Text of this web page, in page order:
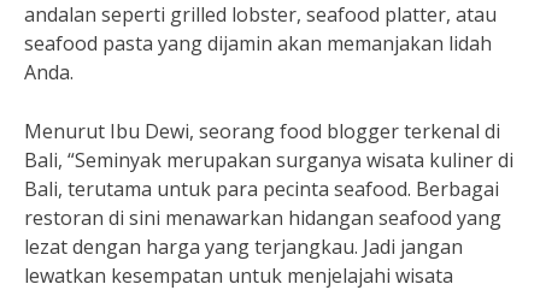
andalan seperti grilled lobster, seafood platter, atau
seafood pasta yang dijamin akan memanjakan lidah
Anda.
Menurut Ibu Dewi, seorang food blogger terkenal di
Bali, “Seminyak merupakan surganya wisata kuliner di
Bali, terutama untuk para pecinta seafood. Berbagai
restoran di sini menawarkan hidangan seafood yang
lezat dengan harga yang terjangkau. Jadi jangan
lewatkan kesempatan untuk menjelajahi wisata